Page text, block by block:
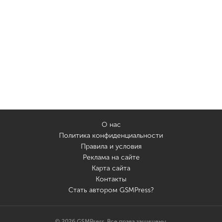
О нас
Политика конфиденциальности
Правила и условия
Реклама на сайте
Карта сайта
Контакты
Стать автором GSMPress?